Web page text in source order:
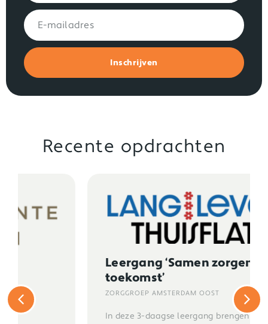
Inschrijven
Recente opdrachten
Leergang ‘Samen zorgen in de
ZORGGROEP AMSTERDAM OOST
In deze 3-daagse leergang brengen we